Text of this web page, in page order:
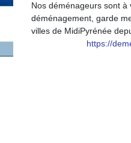
Nos déménageurs sont
déménagement, garde
villes de MidiPyrénée
https://